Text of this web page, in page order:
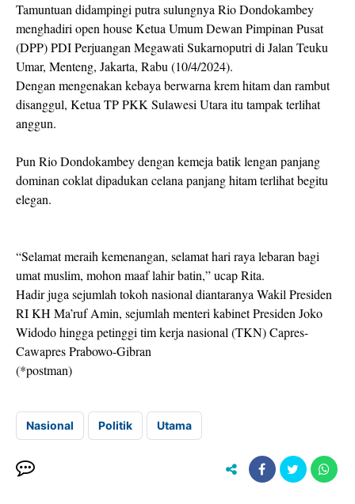
Tamuntuan didampingi putra sulungnya Rio Dondokambey
menghadiri open house Ketua Umum Dewan Pimpinan Pusat
(DPP) PDI Perjuangan Megawati Sukarnoputri di Jalan Teuku
Umar, Menteng, Jakarta, Rabu (10/4/2024).
Dengan mengenakan kebaya berwarna krem hitam dan rambut
disanggul, Ketua TP PKK Sulawesi Utara itu tampak terlihat
anggun.
Pun Rio Dondokambey dengan kemeja batik lengan panjang
dominan coklat dipadukan celana panjang hitam terlihat begitu
elegan.
“Selamat meraih kemenangan, selamat hari raya lebaran bagi
umat muslim, mohon maaf lahir batin,” ucap Rita.
Hadir juga sejumlah tokoh nasional diantaranya Wakil Presiden
RI KH Ma’ruf Amin, sejumlah menteri kabinet Presiden Joko
Widodo hingga petinggi tim kerja nasional (TKN) Capres-
Cawapres Prabowo-Gibran
(*postman)
Nasional Politik Utama